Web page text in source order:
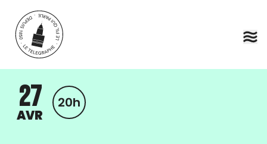
Aller au contenu principal
27
AVR
20h